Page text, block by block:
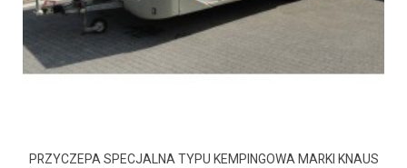
PRZYCZEPA SPECJALNA TYPU KEMPINGOWA MARKI KNAUS